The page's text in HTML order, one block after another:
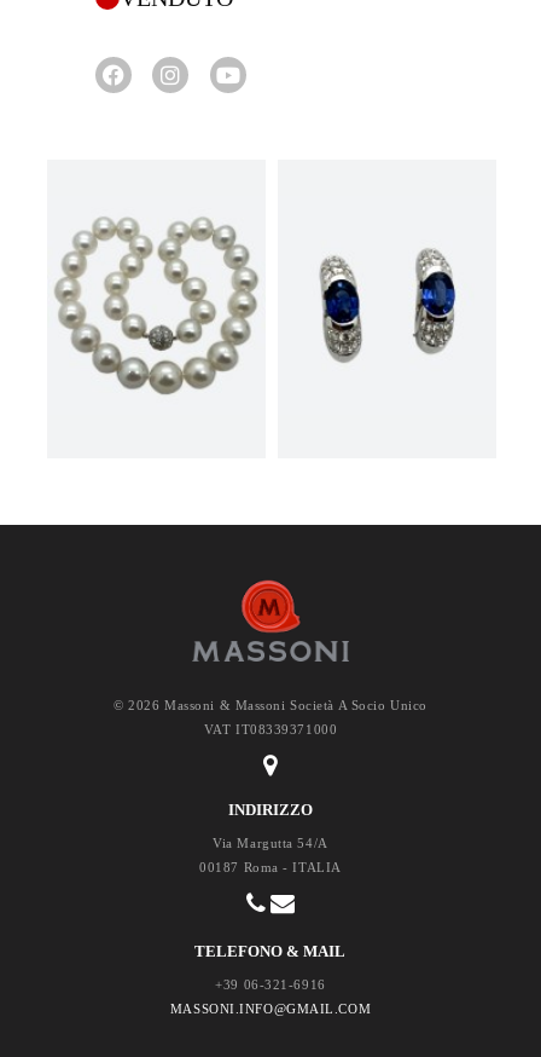
INDIRIZZO
Via Margutta 54/A
00187 Roma - ITALIA
© 2026 Massoni & Massoni Società A Socio Unico
VAT IT08339371000
TELEFONO & MAIL
+39 06-321-6916
MASSONI.INFO@GMAIL.COM